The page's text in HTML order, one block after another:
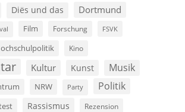
Diës und das Dortmund
Film Forschung FSVK
Kino
Kultur Kunst Musik
NRW Party Politik
Rassismus Rezension